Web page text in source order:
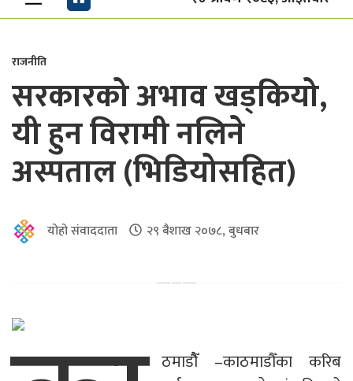
राजनीति
सरकारको अभाव खड्कियो,
यी हुन विरामी नलिने
अस्पताल (भिडियोसहित)
योहो संवाददाता २९ बैशाख २०७८, बुधबार
ठमाडौैँ –काठमाडौँका करिब